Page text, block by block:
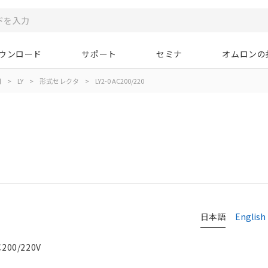
ンロード サポート セミナ オムロン
> LY > 形式セレクタ > LY2-0 AC200/220
日本語 English
220V